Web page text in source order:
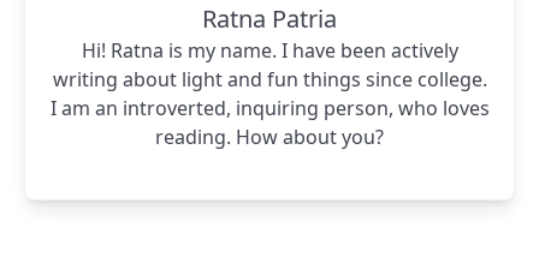
Ratna Patria
Hi! Ratna is my name. I have been actively
writing about light and fun things since college.
I am an introverted, inquiring person, who loves
reading. How about you?